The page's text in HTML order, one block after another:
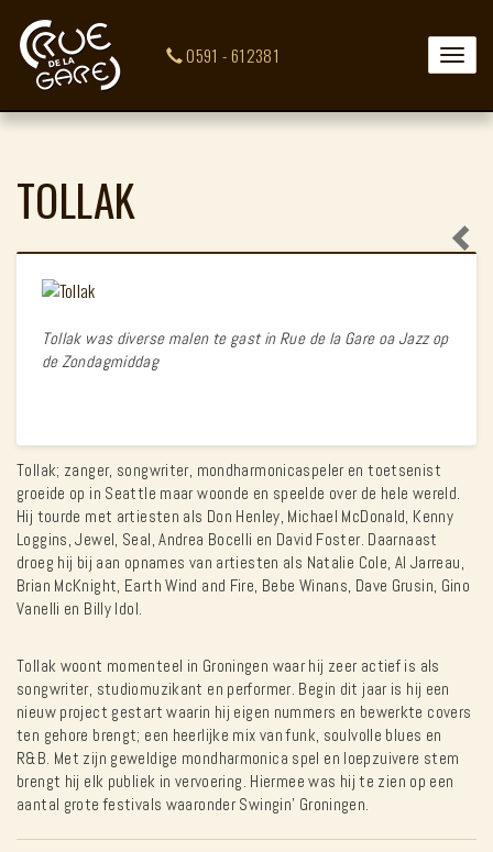
Toggle
0591 - 612381
TOLLAK
Tollak was diverse malen te gast in Rue de la Gare oa Jazz op
de Zondagmiddag
Tollak; zanger, songwriter, mondharmonicaspeler en toetsenist
groeide op in Seattle maar woonde en speelde over de hele wereld.
Hij tourde met artiesten als Don Henley, Michael McDonald, Kenny
Loggins, Jewel, Seal, Andrea Bocelli en David Foster. Daarnaast
droeg hij bij aan opnames van artiesten als Natalie Cole, Al Jarreau,
Brian McKnight, Earth Wind and Fire, Bebe Winans, Dave Grusin, Gino
Vanelli en Billy Idol.
Tollak woont momenteel in Groningen waar hij zeer actief is als
songwriter, studiomuzikant en performer. Begin dit jaar is hij een
nieuw project gestart waarin hij eigen nummers en bewerkte covers
ten gehore brengt; een heerlijke mix van funk, soulvolle blues en
R&B. Met zijn geweldige mondharmonica spel en loepzuivere stem
brengt hij elk publiek in vervoering. Hiermee was hij te zien op een
aantal grote festivals waaronder Swingin’ Groningen.